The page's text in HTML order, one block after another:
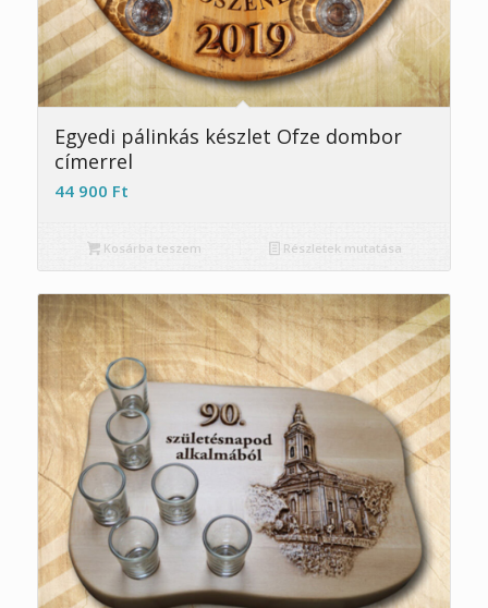
Egyedi pálinkás készlet Ofze dombor
címerrel
44 900 Ft
Kosárba teszem Részletek mutatása